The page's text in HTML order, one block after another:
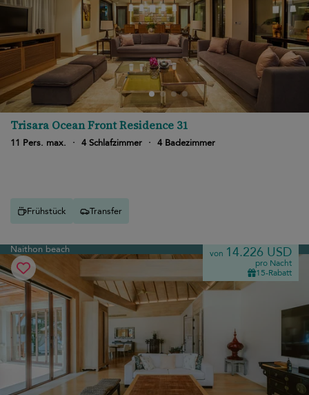
Trisara Ocean Front Residence 31
11 Pers. max. · 4 Schlafzimmer · 4 Badezimmer
Frühstück Transfer
Naithon beach von 14.226 USD
pro Nacht
15-Rabatt